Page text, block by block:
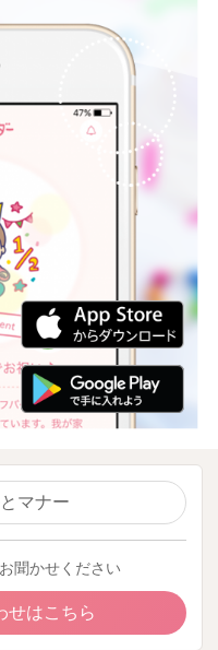
マナー
聞かせください
せはこちら